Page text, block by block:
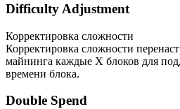
Difficulty Adjustment
Корректировка сложности
Корректировка сложности
майнинга каждые X блоков для
времени блока.
Double Spend